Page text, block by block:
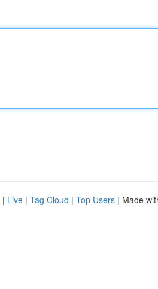
| Live | Tag Cloud | Top Users | Made